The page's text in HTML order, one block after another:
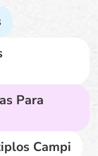
Para
Campi